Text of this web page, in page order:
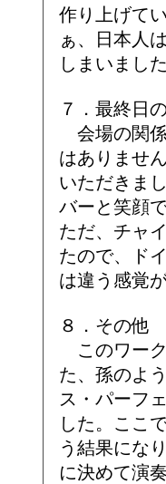
作り上げて
ぁ、日本人
しまいまし
７．最終日
会場の関
はありませ
いただきま
バーと笑顔
ただ、チャ
たので、ド
は違う感覚
８．その他
このワー
た、孫のよ
ス・パーフ
した。ここ
う結果にな
に決めて演